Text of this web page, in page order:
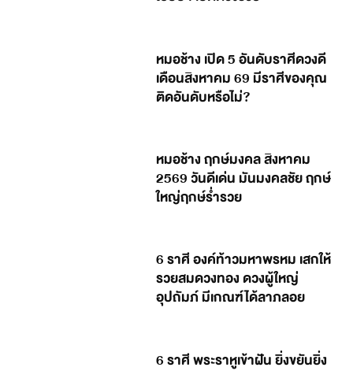
หมอช้าง เปิด 5 อันดับราศีดวงดี
เดือนสิงหาคม 69 มีราศีของคุณ
ติดอันดับหรือไม่?
หมอช้าง ฤกษ์มงคล สิงหาคม
2569 วันดีเด่น มันมงคลชัย ฤกษ์
ใหญ่ฤกษ์ร่ำรวย
6 ราศี องค์ท้าวมหาพรหม เสกให้
รวยสมดวงทอง ดวงผู้ใหญ่
อุปถัมภ์ มีเกณฑ์ได้ลาภลอย
6 ราศี พระราหูเข้าฝัน ยิ่งขยันยิ่ง